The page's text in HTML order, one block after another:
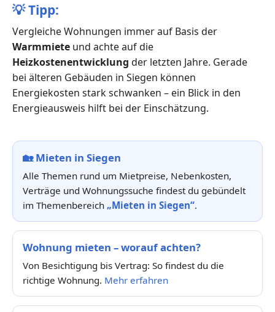
💡Tipp:
Vergleiche Wohnungen immer auf Basis der
Warmmiete und achte auf die
Heizkostenentwicklung der letzten Jahre. Gerade
bei älteren Gebäuden in Siegen können
Energiekosten stark schwanken – ein Blick in den
Energieausweis hilft bei der Einschätzung.
🏡Mieten in Siegen
Alle Themen rund um Mietpreise, Nebenkosten,
Verträge und Wohnungssuche findest du gebündelt
im Themenbereich „Mieten in Siegen“.
Wohnung mieten – worauf achten?
Von Besichtigung bis Vertrag: So findest du die
richtige Wohnung. Mehr erfahren